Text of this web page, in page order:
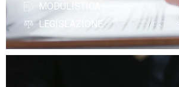
MODULISTICA
LEGISLAZIONE